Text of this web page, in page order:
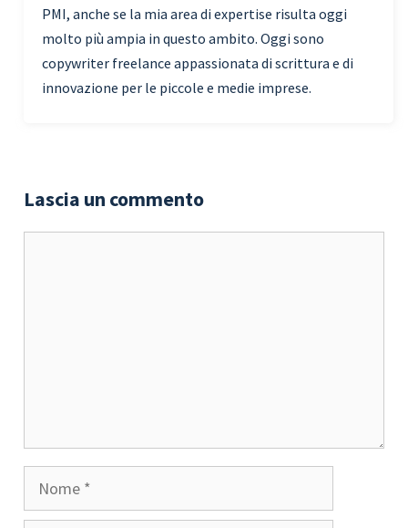
PMI, anche se la mia area di expertise risulta oggi
molto più ampia in questo ambito. Oggi sono
copywriter freelance appassionata di scrittura e di
innovazione per le piccole e medie imprese.
Lascia un commento
Nome